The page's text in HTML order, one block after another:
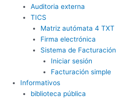
Auditoria externa
TICS
Matriz autómata 4 TXT
Firma electrónica
Sistema de Facturación
Iniciar sesión
Facturación simple
Informativos
biblioteca pública